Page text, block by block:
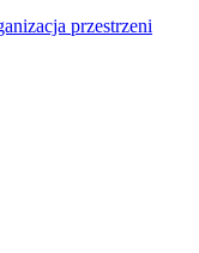
przestrzeni